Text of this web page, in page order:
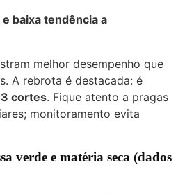
baixa tendência a
melhor desempenho que
A rebrota é destacada: é
3 cortes. Fique atento a pragas
monitoramento evita
verde e matéria seca (dados